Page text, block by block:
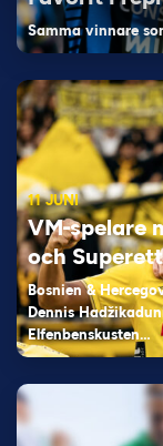
Samma vinnare
11 JUNI
VM-spelare
och
Bosnien &
Dennis
Elfenbenskusten…